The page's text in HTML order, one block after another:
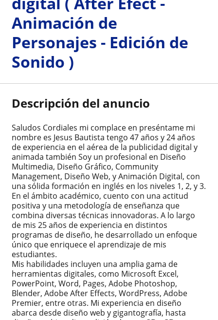
Animación de
Personajes - Edición de
Sonido )
Descripción del anuncio
Saludos Cordiales mi complace en preséntame mi
nombre es Jesus Bautista tengo 47 años y 24 años
de experiencia en el aérea de la publicidad digital y
animada también Soy un profesional en Diseño
Multimedia, Diseño Gráfico, Community
Management, Diseño Web, y Animación Digital, con
una sólida formación en inglés en los niveles 1, 2, y 3.
En el ámbito académico, cuento con una actitud
positiva y una metodología de enseñanza que
combina diversas técnicas innovadoras. A lo largo
de mis 25 años de experiencia en distintos
programas de diseño, he desarrollado un enfoque
único que enriquece el aprendizaje de mis
estudiantes.
Mis habilidades incluyen una amplia gama de
herramientas digitales, como Microsoft Excel,
PowerPoint, Word, Pages, Adobe Photoshop,
Blender, Adobe After Effects, WordPress, Adobe
Premier, entre otras. Mi experiencia en diseño
abarca desde diseño web y gigantografía, hasta